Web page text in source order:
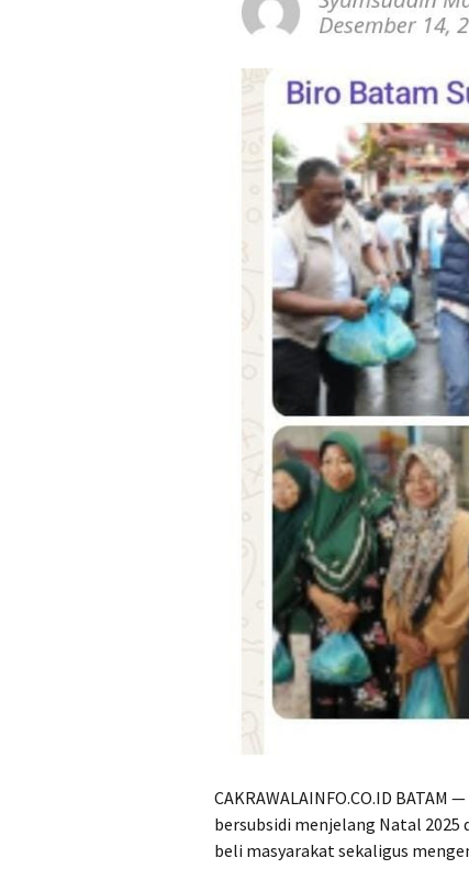
CAKRAWALAINFO.CO.ID
bersubsidi menjelang Natal 2025
beli masyarakat sekaligus